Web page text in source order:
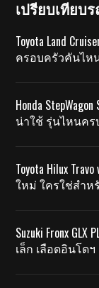
เปรียบเทียบ
Toyota Land
ครอบครัวคันไห
Honda
น่าใช้ รุ่นไหนคร
Toyota Hilux
ใหม่ ใครใช่สำห
Suzuki Fronx
เล็ก เลือดอินโดฯ